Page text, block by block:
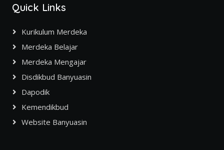
Quick Links
Kurikulum Merdeka
Merdeka Belajar
Merdeka Mengajar
Disdikbud Banyuasin
Dapodik
Kemendikbud
Website Banyuasin